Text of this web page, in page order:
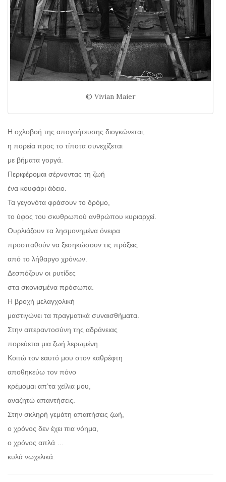
© Vivian Maier
Η οχλοβοή της απογοήτευσης διογκώνεται,
η πορεία προς το τίποτα συνεχίζεται
με βήματα γοργά.
Περιφέρομαι σέρνοντας τη ζωή
ένα κουφάρι άδειο.
Τα γεγονότα φράσουν το δρόμο,
το ύφος του σκυθρωπού ανθρώπου κυριαρχεί.
Ουρλιάζουν τα λησμονημένα όνειρα
προσπαθούν να ξεσηκώσουν τις πράξεις
από το λήθαργο χρόνων.
Δεσπόζουν οι ρυτίδες
στα σκονισμένα πρόσωπα.
Η βροχή μελαγχολική
μαστιγώνει τα πραγματικά συναισθήματα.
Στην απεραντοσύνη της αδράνειας
πορεύεται μια ζωή λερωμένη.
Κοιτώ τον εαυτό μου στον καθρέφτη
αποθηκεύω τον πόνο
κρέμομαι απ’τα χείλια μου,
αναζητώ απαντήσεις.
Στην σκληρή γεμάτη απαιτήσεις ζωή,
ο χρόνος δεν έχει πια νόημα,
ο χρόνος απλά …
κυλά νωχελικά.